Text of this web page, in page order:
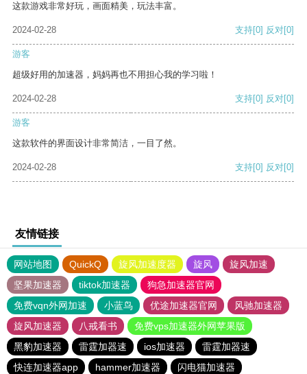
这款游戏非常好玩，画面精美，玩法丰富。
2024-02-28 支持[0] 反对[0]
游客
超级好用的加速器，妈妈再也不用担心我的学习啦！
2024-02-28 支持[0] 反对[0]
游客
这款软件的界面设计非常简洁，一目了然。
2024-02-28 支持[0] 反对[0]
友情链接
网站地图 QuickQ 旋风加速度器 旋风
旋风加速
坚果加速器
tiktok加速器
狗急加速器官网
免费vqn外网加速
小蓝鸟 优途加速器官网
风驰加速器
旋风加速器
八戒看书
免费vps加速器外网苹果版
黑豹加速器
雷霆加器速 ios加速器
雷霆加器速
快连加速器app
hammer加速器 闪电猫加速器